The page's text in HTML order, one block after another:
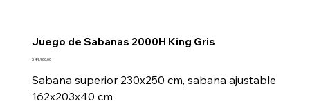
Juego de Sabanas 2000H King Gris
Precio
$ 49.900,00
Sabana superior 230x250 cm, sabana ajustable
162x203x40 cm